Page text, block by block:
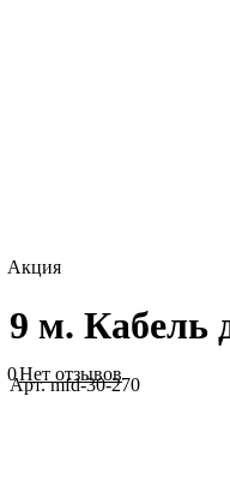
Акция
9 м. Кабель
0Нет отзывов
Арт.mfd-30-270